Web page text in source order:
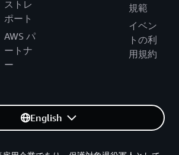
ストレ
ポート
AWS パ
ートナ
ー
規範
イベン
トの利
用規約
English